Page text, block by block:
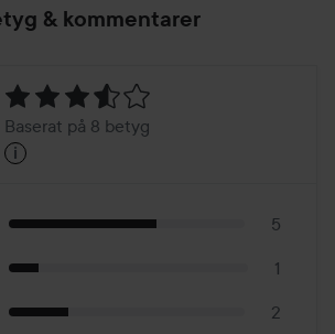
& kommentarer
Baserat
Baserat på 8 betyg
i
5
1
2